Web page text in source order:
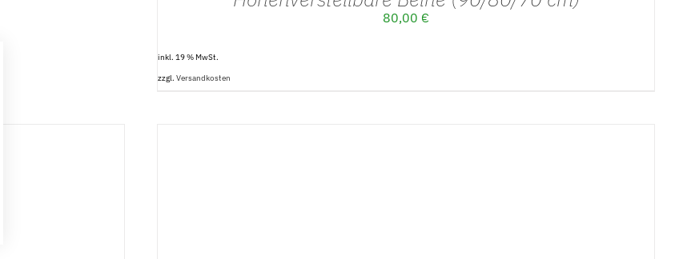
80,00 €
inkl. 19 % MwSt.
zzgl. Versandkosten